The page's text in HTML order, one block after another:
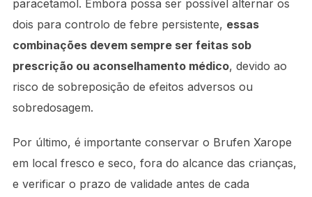
paracetamol. Embora possa ser possível alternar os
dois para controlo de febre persistente, essas
combinações devem sempre ser feitas sob
prescrição ou aconselhamento médico, devido ao
risco de sobreposição de efeitos adversos ou
sobredosagem.
Por último, é importante conservar o Brufen Xarope
em local fresco e seco, fora do alcance das crianças,
e verificar o prazo de validade antes de cada